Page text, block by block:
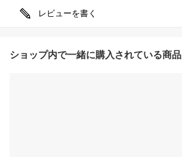
レビューを書く
ショップ内で一緒に購入されている商品